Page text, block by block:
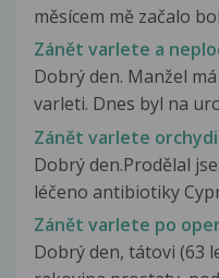
měsícem mě začalo
Zánět varlete a
Dobrý den. Manžel
varleti. Dnes byl na
Zánět varlete
Dobrý den.Prodělal
léčeno antibiotiky
Zánět varlete po
Dobrý den, tátovi (63